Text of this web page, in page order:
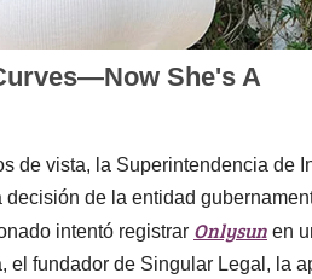
de vista, la Superintendencia de
de la entidad
intentó registrar Onlysun en
el fundador de Singular Legal, la